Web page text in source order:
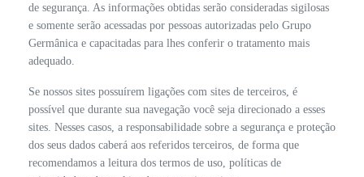
de segurança. As informações obtidas serão consideradas sigilosas
e somente serão acessadas por pessoas autorizadas pelo Grupo
Germânica e capacitadas para lhes conferir o tratamento mais
adequado.
Se nossos sites possuírem ligações com sites de terceiros, é
possível que durante sua navegação você seja direcionado a esses
sites. Nesses casos, a responsabilidade sobre a segurança e proteção
dos seus dados caberá aos referidos terceiros, de forma que
recomendamos a leitura dos termos de uso, políticas de